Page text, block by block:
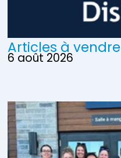
Articles à vendre
6 août 2026